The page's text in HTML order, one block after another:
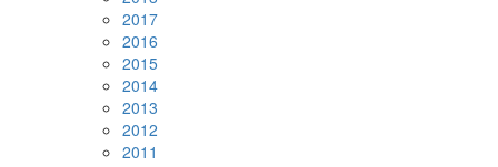
2017
2016
2015
2014
2013
2012
2011